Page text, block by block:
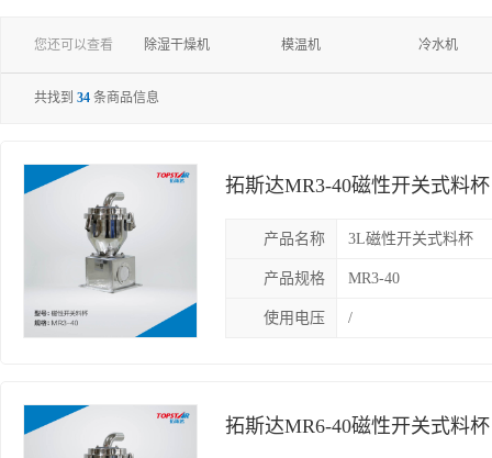
您还可以查看 除湿干燥机 模温机 冷水机
冷却塔 模具监视器
热流道温控
共找到 34 条商品信息
拓斯达MR3-40磁性开关式料
产品名称 3L磁性开关式料杯
产品规格 MR3-40
使用电压 /
拓斯达MR6-40磁性开关式料